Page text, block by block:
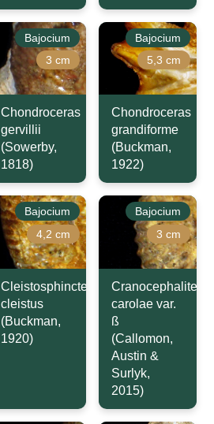
Bajocium
3 cm
Chondroceras
gervillii
(Sowerby,
1818)
Bajocium
5,3 cm
Chondroceras
grandiforme
(Buckman,
1922)
Bajocium
4,2 cm
Cleistosphinctes
cleistus
(Buckman,
1920)
Bajocium
3 cm
Cranocephalites
carolae var.
ß
(Callomon,
Austin &
Surlyk,
2015)